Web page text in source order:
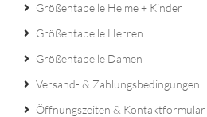
Größentabelle Helme + Kinder
Größentabelle Herren
Größentabelle Damen
Versand- & Zahlungsbedingungen
Öffnungszeiten & Kontaktformular